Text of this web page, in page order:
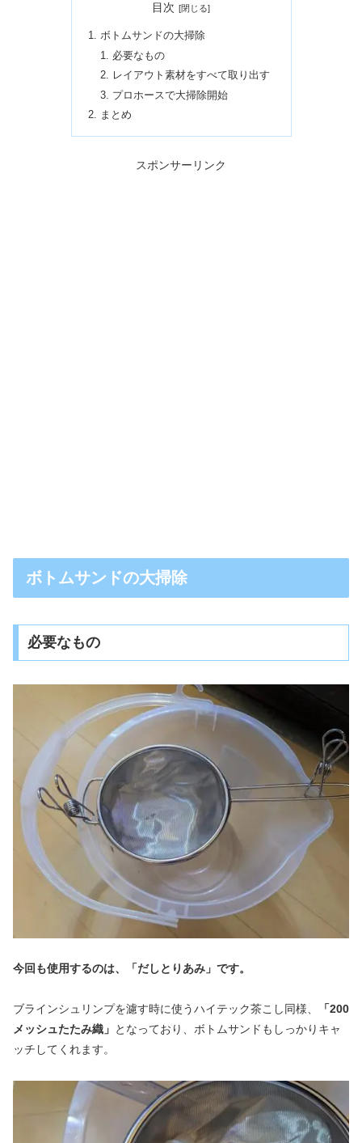
目次
ボトムサンドの大掃除
必要なもの
レイアウト素材をすべて取り出す
プロホースで大掃除開始
まとめ
スポンサーリンク
ボトムサンドの大掃除
必要なもの
今回も使用するのは、「だしとりあみ」です。
ブラインシュリンプを濾す時に使うハイテック茶こし同様、
「200
メッシュたたみ織」 となっており、ボトムサンドもしっかりキャ
ッチしてくれます。